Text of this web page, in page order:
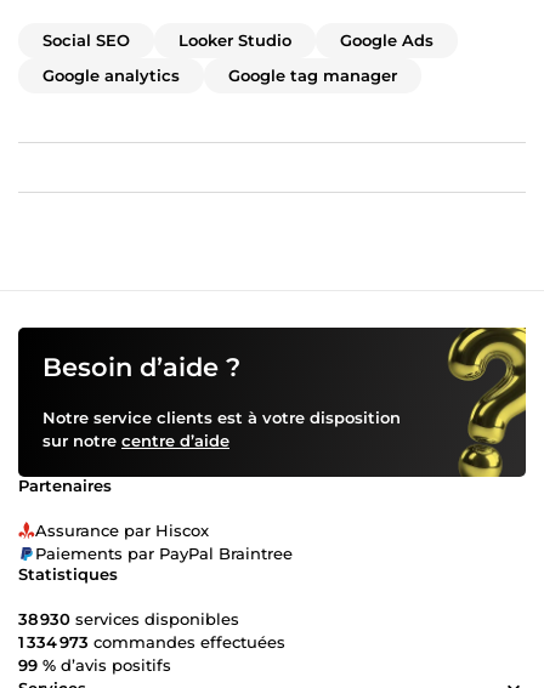
Social SEO Looker Studio
Google Ads
Google analytics
Google tag manager
Besoin d’aide ?
Notre service clients est à votre disposition
sur notre centre d’aide
Partenaires
Assurance par Hiscox
Paiements par PayPal Braintree
Statistiques
38 930 services disponibles
1 334 973 commandes effectuées
99 % d’avis positifs